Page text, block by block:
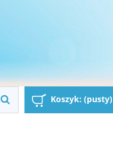
Koszyk: (pusty)